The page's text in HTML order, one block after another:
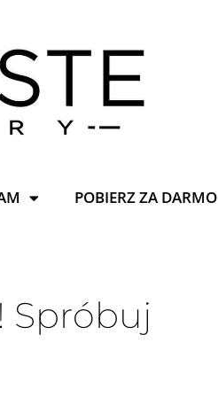
POBIERZ ZA DARMO
Spróbuj